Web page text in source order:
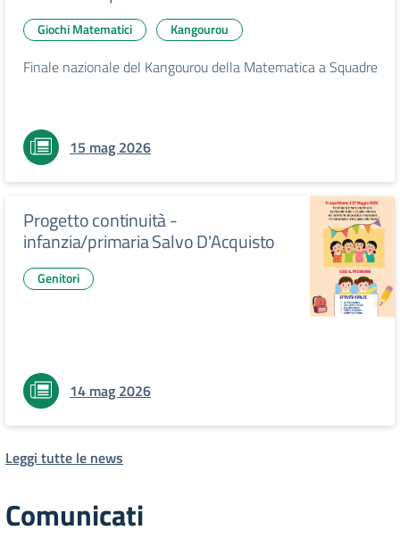
Giochi Matematici Kangourou
Finale nazionale del Kangourou della Matematica a Squadre
15 mag 2026
Progetto continuità -
infanzia/primaria Salvo D'Acquisto
Genitori
14 mag 2026
Leggi tutte le news
Comunicati